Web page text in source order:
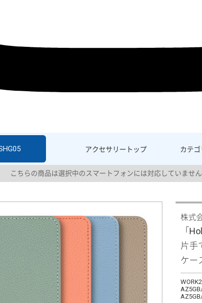
アクセサリー トップ カテゴ
こちらの商品は選択中のスマートフォンには対応していません
株式
「
片手
ケー